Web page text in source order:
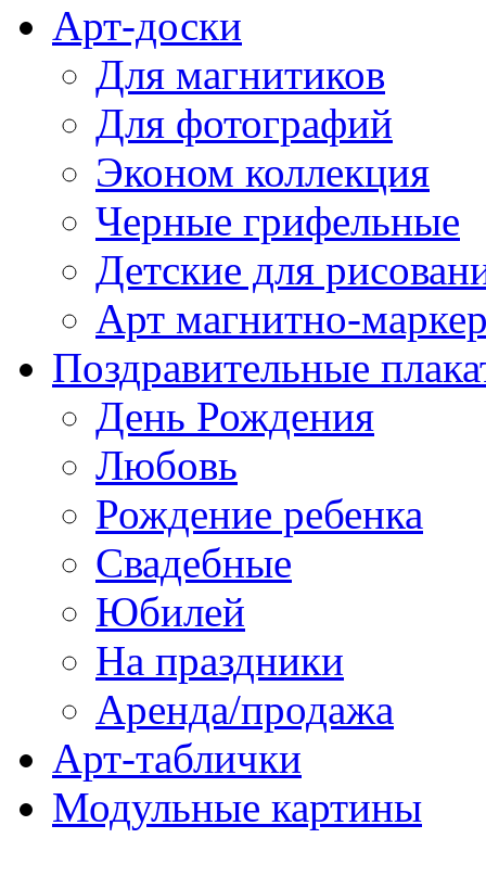
Арт-доски
Для магнитиков
Для фотографий
Эконом коллекция
Черные грифельные
Детские для
Арт магнитно-
Поздравительные
День Рождения
Любовь
Рождение ребенка
Свадебные
Юбилей
На праздники
Аренда/продажа
Арт-таблички
Модульные картины